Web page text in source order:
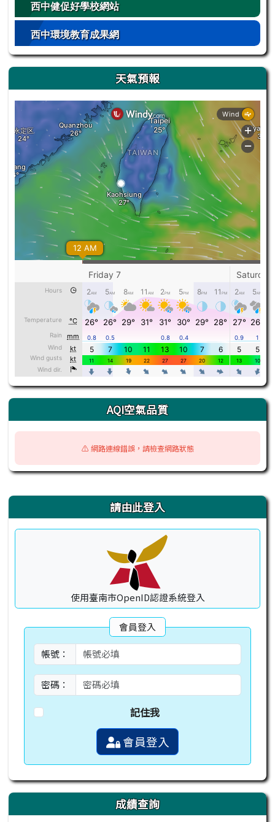
西中健促好學校網站
西中環境教育成果網
天氣預報
AQI空氣品質
⚠️ 網路連線錯誤，請檢查網路狀態
右邊區域內容 請由此登入
使用臺南市OpenID認證系統登入
會員登入
帳號：
密碼：
記住我
會員登入
成績查詢